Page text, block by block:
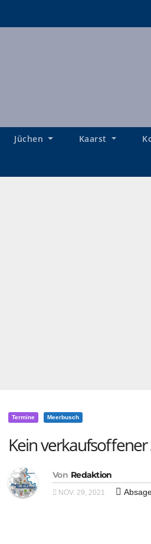
Jüchen Kaarst
Termine Meerbusch
Kein
Von Redaktion
NOV. 29, 2021